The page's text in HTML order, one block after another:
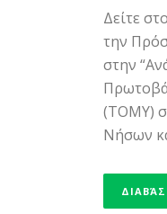
Δείτε
την
στην
(ΤΟΜΥ)
Νήσων